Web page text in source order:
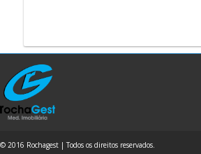
© 2016 Rochagest | Todos os direitos reservados.